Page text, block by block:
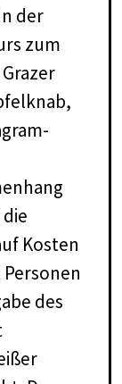
der
zum
Kosten
des